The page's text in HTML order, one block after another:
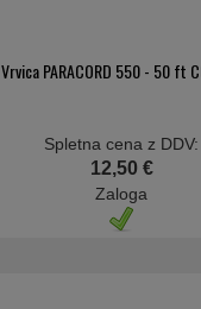
Vrvica PARACORD 550 - 50 ft
Spletna cena z DDV:
12,50 €
Zaloga